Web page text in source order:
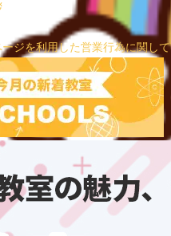
ージを利用した営業行為に関して